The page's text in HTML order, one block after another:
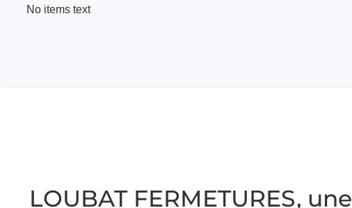
No items text
LOUBAT FERMETURES, une